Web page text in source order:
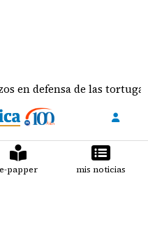
de las tortugas marinas
e-papper mis noticias